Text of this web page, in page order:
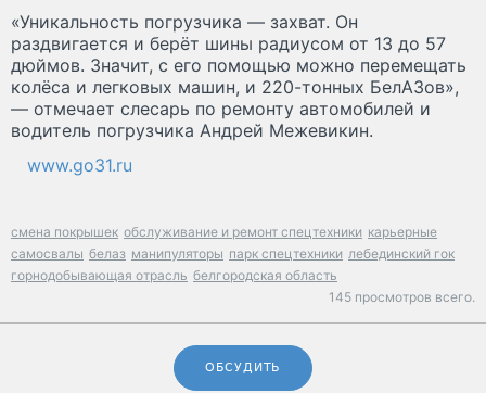
«Уникальность погрузчика — захват. Он
раздвигается и берёт шины радиусом от 13 до 57
дюймов. Значит, с его помощью можно перемещать
колёса и легковых машин, и 220-тонных БелАЗов»,
— отмечает слесарь по ремонту автомобилей и
водитель погрузчика Андрей Межевикин.
www.go31.ru
смена покрышек обслуживание и ремонт спецтехники карьерные
самосвалы белаз манипуляторы парк спецтехники лебединский гок
горнодобывающая отрасль белгородская область
145 просмотров всего.
ОБСУДИТЬ